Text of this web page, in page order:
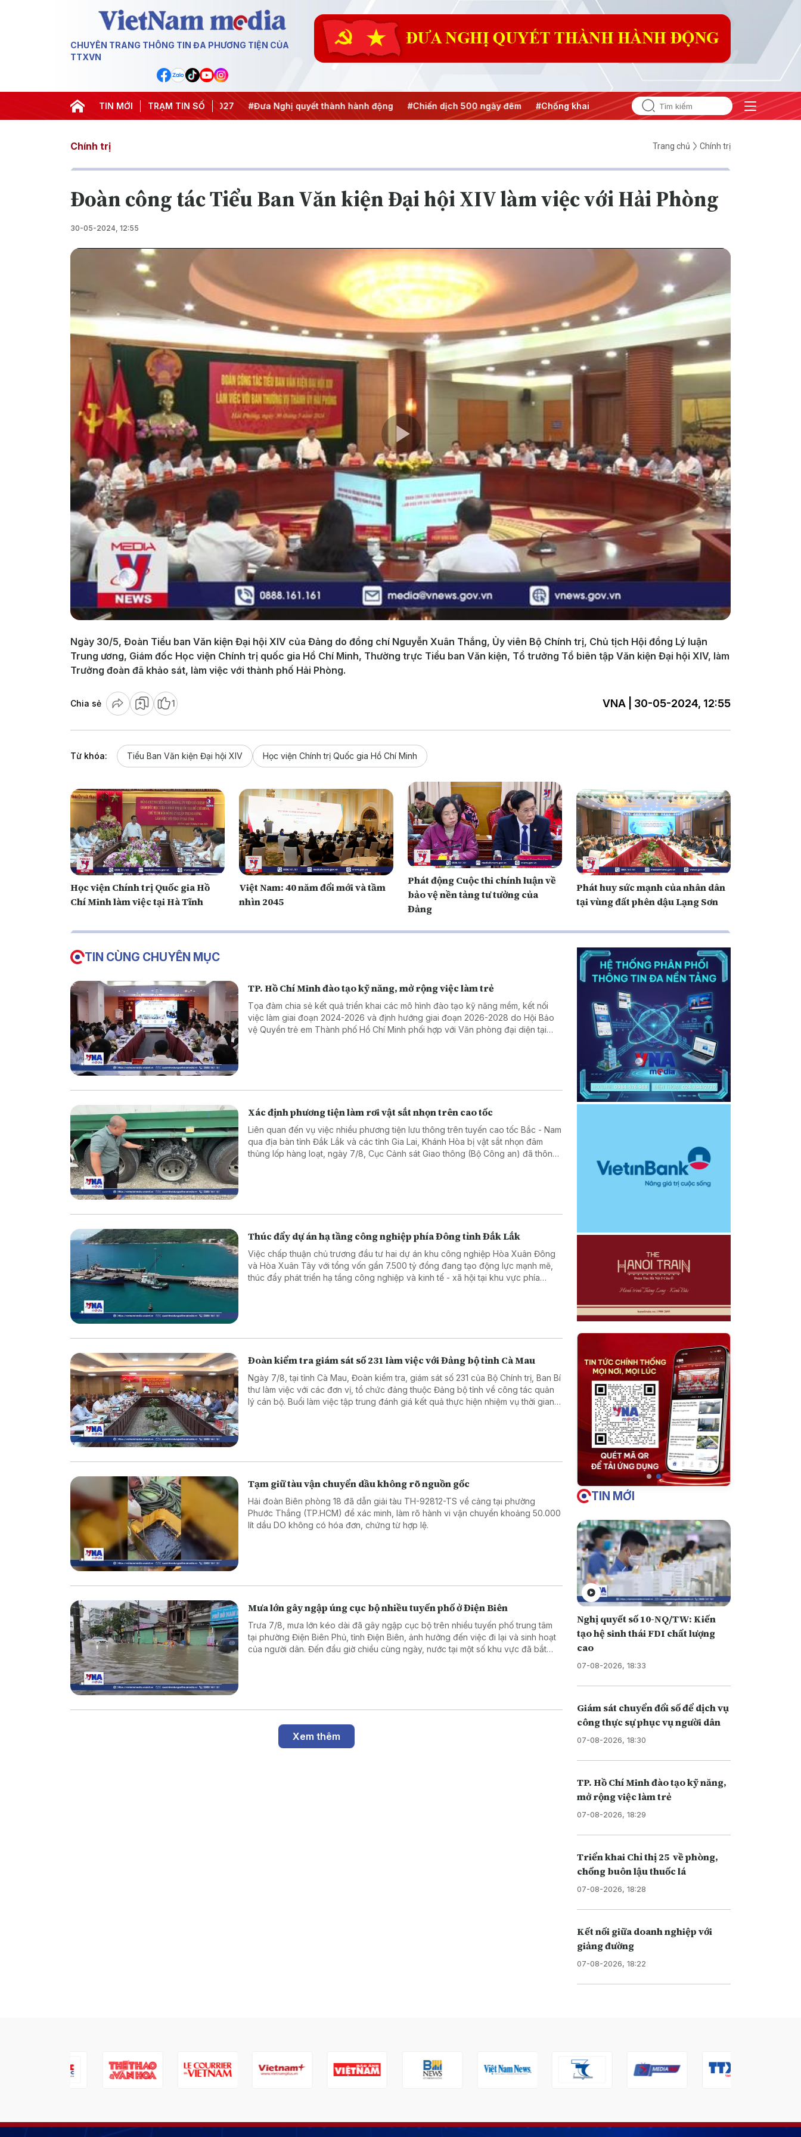
CHUYÊN TRANG THÔNG TIN ĐA PHƯƠNG TIỆN CỦA
TTXVN
TIN MỚI TRẠM TIN SỐ
#Hội nghị Trung ương 3 #APEC 2027 #Đưa Nghị quyết thành hành động #Chiến dịch 500 ngày đêm #Chống khai thác IUU #Căng thẳng Trung Đông #An ninh
Chính trị Trang chủ Chính trị
Đoàn công tác Tiểu Ban Văn kiện Đại hội XIV làm việc với Hải Phòng
30-05-2024, 12:55
Play
Video
Ngày 30/5, Đoàn Tiểu ban Văn kiện Đại hội XIV của Đảng do đồng chí Nguyễn Xuân Thắng, Ủy viên Bộ Chính trị, Chủ tịch Hội đồng Lý luận
Trung ương, Giám đốc Học viện Chính trị quốc gia Hồ Chí Minh, Thường trực Tiểu ban Văn kiện, Tổ trưởng Tổ biên tập Văn kiện Đại hội XIV, làm
Trưởng đoàn đã khảo sát, làm việc với thành phố Hải Phòng.
Chia sẻ 1 VNA | 30-05-2024, 12:55
Từ khóa: Tiểu Ban Văn kiện Đại hội XIV Học viện Chính trị Quốc gia Hồ Chí Minh
Học viện Chính trị Quốc gia Hồ
Chí Minh làm việc tại Hà Tĩnh
Việt Nam: 40 năm đổi mới và tầm
nhìn 2045
Phát động Cuộc thi chính luận về
bảo vệ nền tảng tư tưởng của
Đảng
Phát huy sức mạnh của nhân dân
tại vùng đất phên dậu Lạng Sơn
TIN CÙNG CHUYÊN MỤC
TP. Hồ Chí Minh đào tạo kỹ năng, mở rộng việc làm trẻ
Tọa đàm chia sẻ kết quả triển khai các mô hình đào tạo kỹ năng mềm, kết nối
việc làm giai đoạn 2024-2026 và định hướng giai đoạn 2026-2028 do Hội Bảo
vệ Quyền trẻ em Thành phố Hồ Chí Minh phối hợp với Văn phòng đại diện tại
Xác định phương tiện làm rơi vật sắt nhọn trên cao tốc
Liên quan đến vụ việc nhiều phương tiện lưu thông trên tuyến cao tốc Bắc - Nam
qua địa bàn tỉnh Đắk Lắk và các tỉnh Gia Lai, Khánh Hòa bị vật sắt nhọn đâm
thủng lốp hàng loạt, ngày 7/8, Cục Cảnh sát Giao thông (Bộ Công an) đã thông
Thúc đẩy dự án hạ tầng công nghiệp phía Đông tỉnh Đắk Lắk
Việc chấp thuận chủ trương đầu tư hai dự án khu công nghiệp Hòa Xuân Đông
và Hòa Xuân Tây với tổng vốn gần 7.500 tỷ đồng đang tạo động lực mạnh mẽ,
thúc đẩy phát triển hạ tầng công nghiệp và kinh tế - xã hội tại khu vực phía
Đoàn kiểm tra giám sát số 231 làm việc với Đảng bộ tỉnh Cà Mau
Ngày 7/8, tại tỉnh Cà Mau, Đoàn kiểm tra, giám sát số 231 của Bộ Chính trị, Ban Bí
thư làm việc với các đơn vị, tổ chức đảng thuộc Đảng bộ tỉnh về công tác quản
lý cán bộ. Buổi làm việc tập trung đánh giá kết quả thực hiện nhiệm vụ thời gian
Tạm giữ tàu vận chuyển dầu không rõ nguồn gốc
Hải đoàn Biên phòng 18 đã dẫn giải tàu TH-92812-TS về cảng tại phường
Phước Thắng (TP.HCM) để xác minh, làm rõ hành vi vận chuyển khoảng 50.000
lít dầu DO không có hóa đơn, chứng từ hợp lệ.
Mưa lớn gây ngập úng cục bộ nhiều tuyến phố ở Điện Biên
Trưa 7/8, mưa lớn kéo dài đã gây ngập cục bộ trên nhiều tuyến phố trung tâm
tại phường Điện Biên Phủ, tỉnh Điện Biên, ảnh hưởng đến việc đi lại và sinh hoạt
của người dân. Đến đầu giờ chiều cùng ngày, nước tại một số khu vực đã bắt
Xem thêm
TIN MỚI
Nghị quyết số 10-NQ/TW: Kiến
tạo hệ sinh thái FDI chất lượng
cao
07-08-2026, 18:33
Giám sát chuyển đổi số để dịch vụ
công thực sự phục vụ người dân
07-08-2026, 18:30
TP. Hồ Chí Minh đào tạo kỹ năng,
mở rộng việc làm trẻ
07-08-2026, 18:29
Triển khai Chỉ thị 25 về phòng,
chống buôn lậu thuốc lá
07-08-2026, 18:28
Kết nối giữa doanh nghiệp với
giảng đường
07-08-2026, 18:22